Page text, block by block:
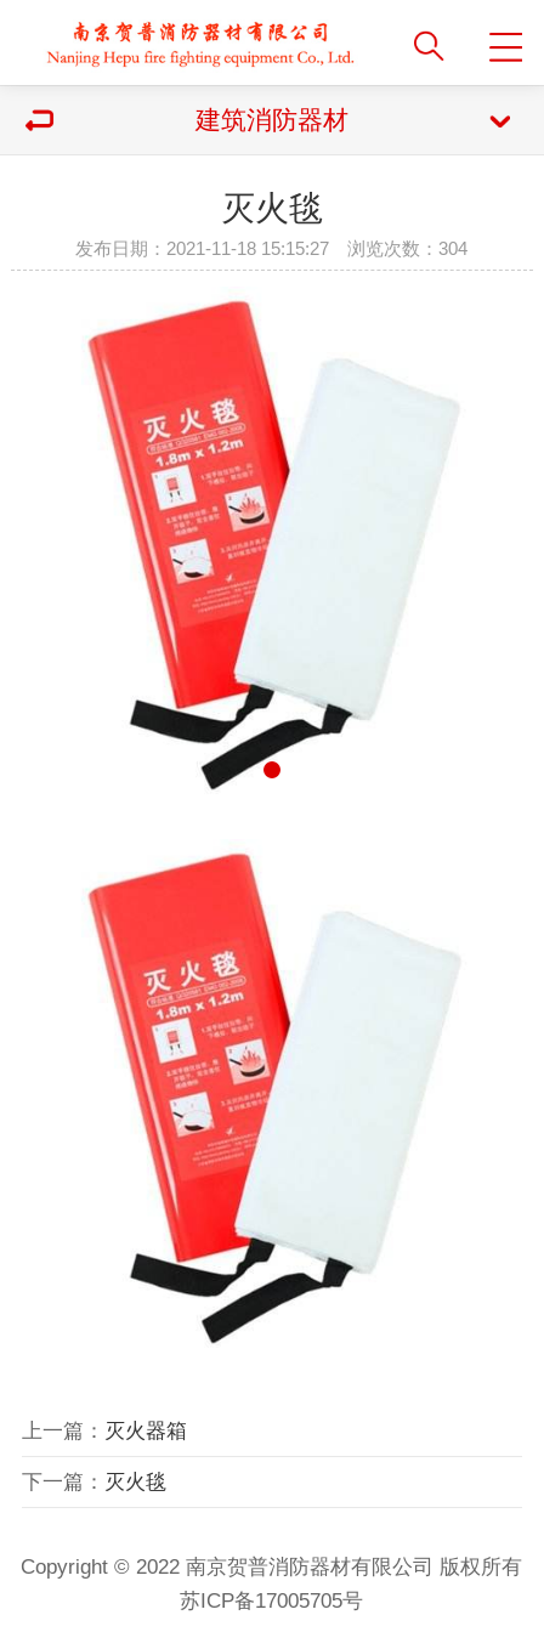
建筑消防器材
灭火毯
发布日期：2021-11-18 15:15:27 浏览次数：304
上一篇： 灭火器箱
下一篇： 灭火毯
Copyright © 2022 南京贺普消防器材有限公司 版权所有
苏ICP备17005705号